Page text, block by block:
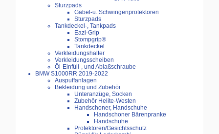
Sturzpads
Gabel-u. Schwingenprotektoren
Sturzpads
Tankdeckel-, Tankpads
Eazi-Grip
Stompgrip®
Tankdeckel
Verkleidungshalter
Verkleidungsscheiben
Öl-Einfüll-, und Ablaßschraube
BMW S1000RR 2019-2022
Auspuffanlagen
Bekleidung und Zubehör
Unteranzüge, Socken
Zubehör Helite-Westen
Handschoner, Handschuhe
Handschoner Bärenpranke
Handschuhe
Protektoren/Gesichtsschutz